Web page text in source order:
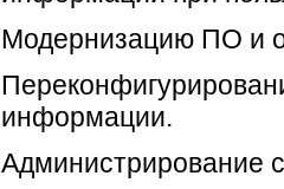
Модернизацию ПО и
информации.
Администрирование